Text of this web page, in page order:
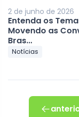
2 de junho de 2026
Entenda os
Movendo as
Bras...
Notícias